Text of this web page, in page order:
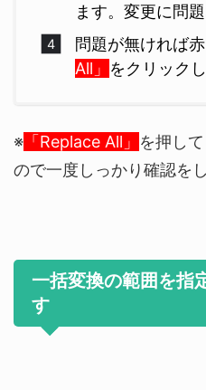
ます。変更に問
問題が無ければ
All」 をクリックし
※ 「Replace All」 を押し
ので一度しっかり確認を
一括変換の範囲を指
す